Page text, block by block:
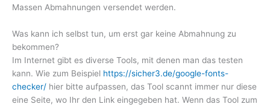
Massen Abmahnungen versendet werden.
Was kann ich selbst tun, um erst gar keine Abmahnung zu
bekommen?
Im Internet gibt es diverse Tools, mit denen man das testen
kann. Wie zum Beispiel https://sicher3.de/google-fonts-
checker/ hier bitte aufpassen, das Tool scannt immer nur diese
eine Seite, wo Ihr den Link eingegeben hat. Wenn das Tool zum